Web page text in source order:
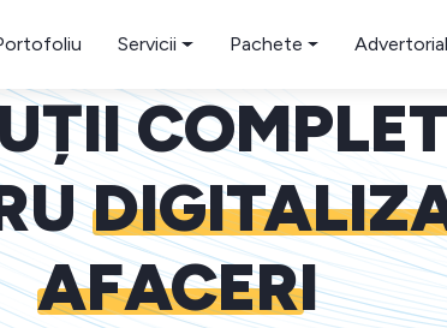
Servicii Pachete
AFACERI